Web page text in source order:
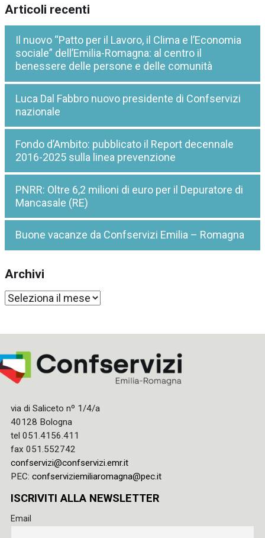
Articoli recenti
Il nuovo “Patto per il Lavoro, il Clima e l’Economia
sociale” dell’Emilia-Romagna: al centro il
benessere delle persone e delle comunità
Luca Dal Fabbro nuovo presidente di Confservizi
nazionale
Fondo d’Ambito: pubblicato il Report decennale
2016-2025 sulla linea prevenzione
PNRR: Oltre 6,2 milioni di euro per il Depuratore di
Mancasale (RE)
Buone vacanze da Confservizi Emilia – Romagna
Archivi
Archivi
via di Saliceto nº 1/4/a
40128 Bologna
tel 051.4156.411
fax 051.552742
confservizi@confservizi.emr.it
PEC: confserviziemiliaromagna@pec.it
ISCRIVITI ALLA NEWSLETTER
Email